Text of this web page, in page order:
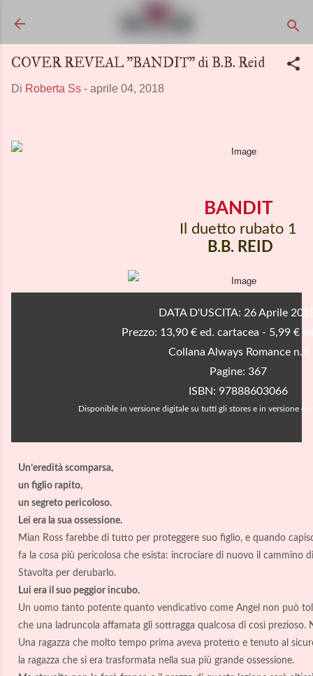
Passa ai contenuti principali
COVER REVEAL "BANDIT" di B.B. Reid
Di Roberta Ss - aprile 04, 2018
BANDIT
Il duetto rubato 1
B.B. REID
DATA D'USCITA: 26 Aprile
Prezzo: 13,90 € ed. cartacea - 5,99 €
Collana Always Romance n.4
Pagine: 367
ISBN: 97888603066
Disponible in versione digitale su tutti gli stores e in versione
Un’eredità scomparsa,
un figlio rapito,
un segreto pericoloso.
Lei era la sua ossessione.
Mian Ross farebbe di tutto per proteggere suo figlio, e quando
fa la cosa più pericolosa che esista: incrociare di nuovo il cammino
Stavolta per derubarlo.
Lui era il suo peggior incubo.
Un uomo tanto potente quanto vendicativo come Angel non può
che una ladruncola affamata gli sottragga qualcosa di così prezioso.
Una ragazza che molto tempo prima aveva protetto e tenuto al
la ragazza che si era trasformata nella sua più grande ossessione.